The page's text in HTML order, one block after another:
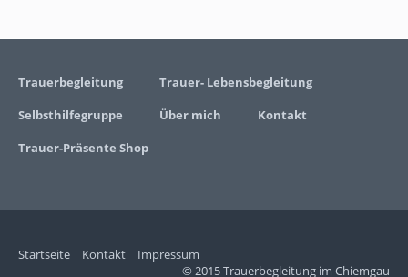
Trauerbegleitung Trauer- Lebensbegleitung
Selbsthilfegruppe Über mich Kontakt
Trauer-Präsente Shop
Startseite Kontakt
Impressum
© 2015 Trauerbegleitung im Chiemgau